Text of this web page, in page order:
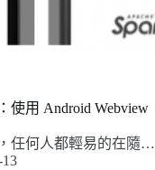
使用 Android Webview
任何人都輕易的在隨…
13